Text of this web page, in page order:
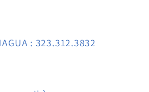
: 323.312.3832